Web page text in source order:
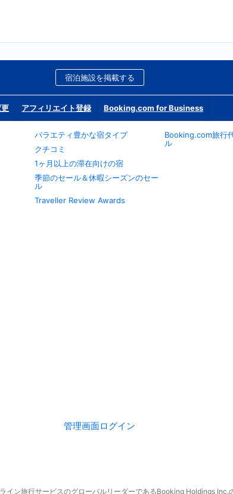
宿泊施設を掲載する
アフィリエイト登録 Booking.com for Business
バラエティ豊かな宿タイプ
クチコミ
1ヶ月以上の滞在向けの宿
季節のセール＆休暇シーズンのセー
ル
Traveller Review Awards
Booking.com旅行
ル
管理画面ログイン
イン旅行サービスのグローバルリーダーであるBooking Holdings Inc.